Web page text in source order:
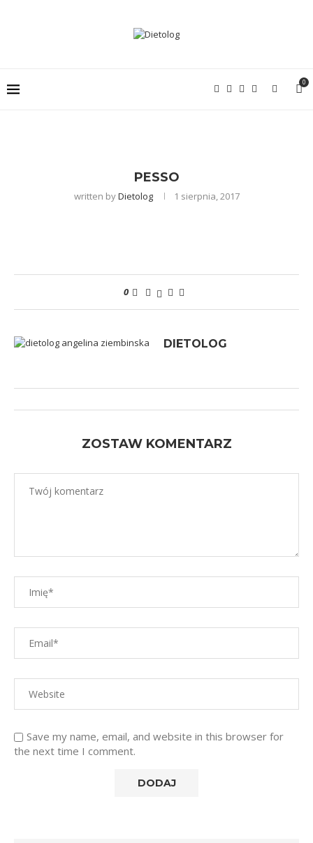
0
PESSO
written byDietolog 1 sierpnia, 2017
0
DIETOLOG
ZOSTAW KOMENTARZ
Save my name, email, and website in this browser for
the next time I comment.